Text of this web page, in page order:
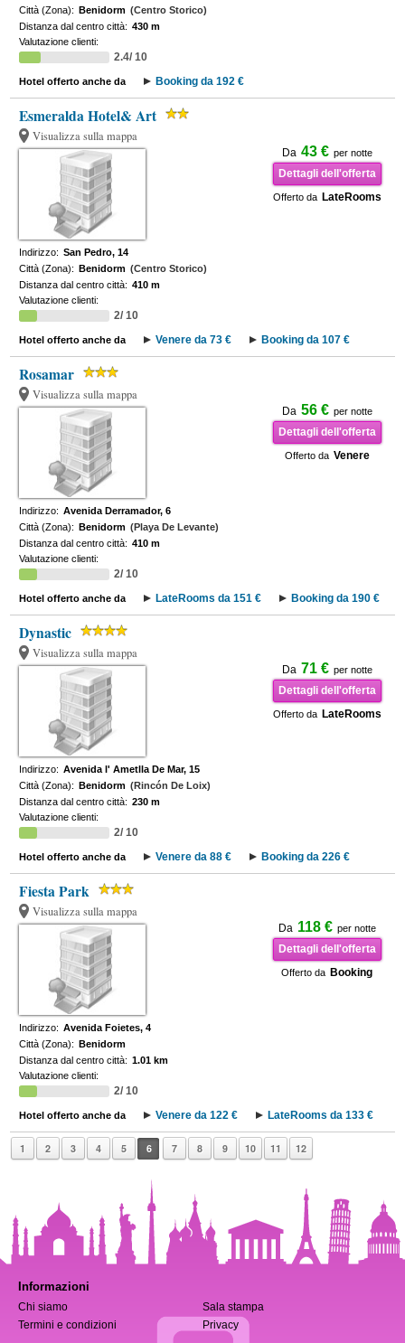
Città (Zona): Benidorm (Centro Storico)
Distanza dal centro città: 430 m
Valutazione clienti:
2.4/ 10
Hotel offerto anche da Booking da 192 €
Esmeralda Hotel& Art
Visualizza sulla mappa
Da 43 € per notte
Dettagli dell'offerta
Offerto da LateRooms
Indirizzo: San Pedro, 14
Città (Zona): Benidorm (Centro Storico)
Distanza dal centro città: 410 m
Valutazione clienti:
2/ 10
Hotel offerto anche da Venere da 73 € Booking da 107 €
Rosamar
Visualizza sulla mappa
Da 56 € per notte
Dettagli dell'offerta
Offerto da Venere
Indirizzo: Avenida Derramador, 6
Città (Zona): Benidorm (Playa De Levante)
Distanza dal centro città: 410 m
Valutazione clienti:
2/ 10
Hotel offerto anche da LateRooms da 151 € Booking da 190 €
Dynastic
Visualizza sulla mappa
Da 71 € per notte
Dettagli dell'offerta
Offerto da LateRooms
Indirizzo: Avenida l' Ametlla De Mar, 15
Città (Zona): Benidorm (Rincón De Loix)
Distanza dal centro città: 230 m
Valutazione clienti:
2/ 10
Hotel offerto anche da Venere da 88 € Booking da 226 €
Fiesta Park
Visualizza sulla mappa
Da 118 € per notte
Dettagli dell'offerta
Offerto da Booking
Indirizzo: Avenida Foietes, 4
Città (Zona): Benidorm
Distanza dal centro città: 1.01 km
Valutazione clienti:
2/ 10
Hotel offerto anche da Venere da 122 € LateRooms da 133 €
1 2 3 4 5 6 7 8 9 10 11 12
Informazioni
Chi siamo
Sala stampa
Termini e condizioni
Privacy